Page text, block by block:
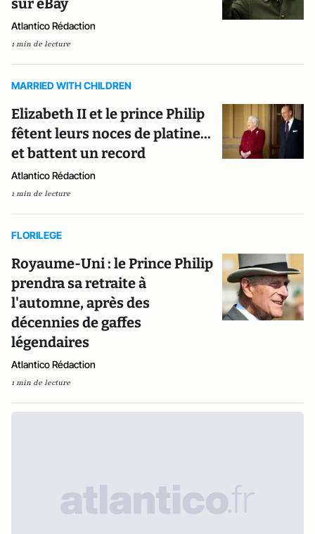
sur eBay
Atlantico Rédaction
1 min de lecture
MARRIED WITH CHILDREN
Elizabeth II et le prince Philip
fêtent leurs noces de platine...
et battent un record
Atlantico Rédaction
1 min de lecture
FLORILEGE
Royaume-Uni : le Prince Philip
prendra sa retraite à
l'automne, après des
décennies de gaffes
légendaires
Atlantico Rédaction
1 min de lecture